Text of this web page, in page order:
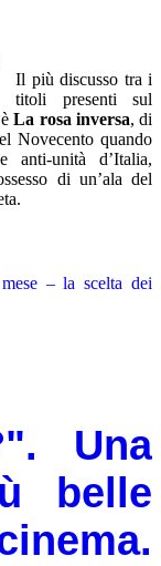
Il più discusso tra i
titoli presenti sul
èLa rosa inversa, di
Novecento quando
anti-unità d’Italia,
di un’ala del
– la scelta dei
Una
belle